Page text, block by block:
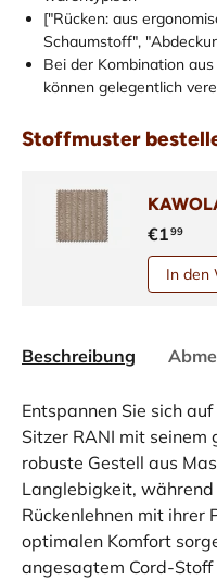
["Rücken: aus
Schaumstoff",
Bei der Kombination
können gelegentlich
Stoffmuster
€199
In den
Beschreibung
Entspannen Sie sich
Sitzer RANI mit seinem
robuste Gestell aus
Langlebigkeit,
Rückenlehnen mit ihrer
optimalen Komfort
angesagtem Cord-